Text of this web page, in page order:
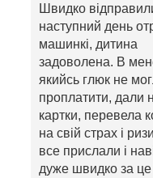
Швидко
наступний день
машинкі, дитина
задоволена. В
якийсь глюк не
проплатити, дали
картки, перевела
на свій страх і
все прислали і
дуже швидко за це